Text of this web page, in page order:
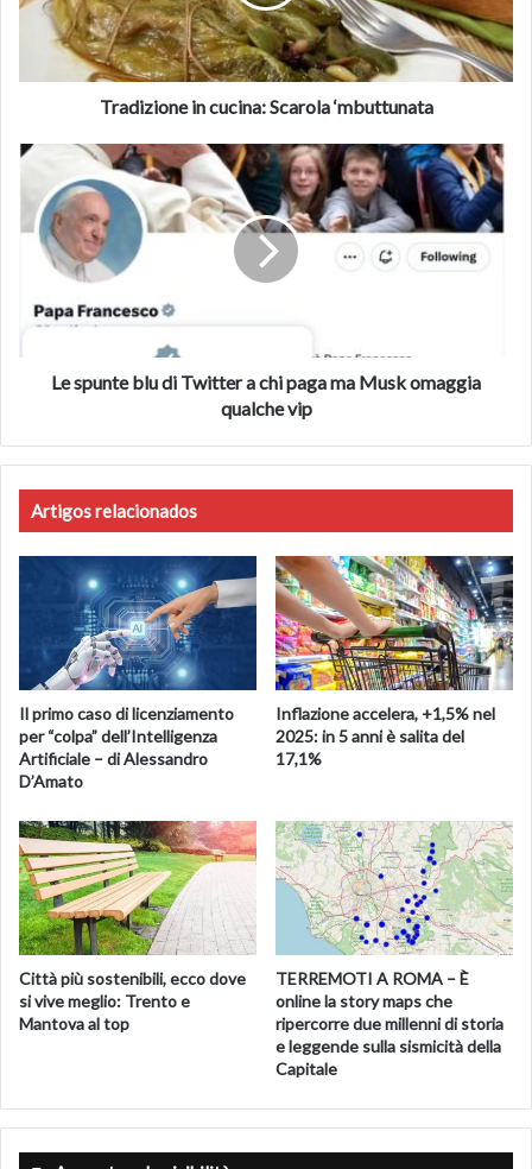
Tradizione in cucina: Scarola ‘mbuttunata
Le
spunte
blu
di
Twitter
chi
paga
MuskLe spunte blu di Twitter a chi paga ma Musk omaggia
qualche vip
Artigos relacionados
Il primo caso di licenziamento
per “colpa” dell’Intelligenza
Artificiale – di Alessandro
D’Amato
Inflazione accelera, +1,5% nel
2025: in 5 anni è salita del
17,1%
Città più sostenibili, ecco dove
si vive meglio: Trento e
Mantova al top
TERREMOTI A ROMA – È
online la story maps che
ripercorre due millenni di storia
e leggende sulla sismicità della
Capitale